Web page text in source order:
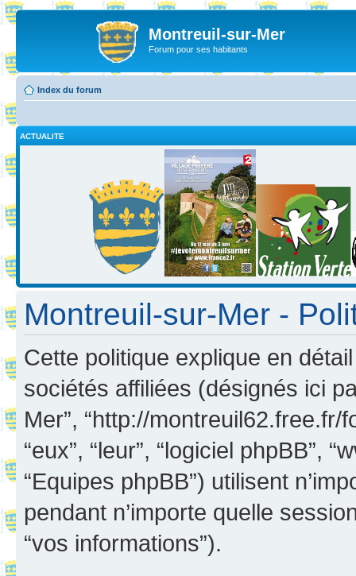
Montreuil-sur-Mer
Forum pour ses habitants
Index du forum
ACTUALITE
Montreuil-sur-Mer -
Cette politique explique en
sociétés affiliées (désignés ici
Mer”, “http://montreuil62.free.fr/
“eux”, “leur”, “logiciel phpBB”,
“Equipes phpBB”) utilisent
pendant n’importe quelle
“vos informations”).